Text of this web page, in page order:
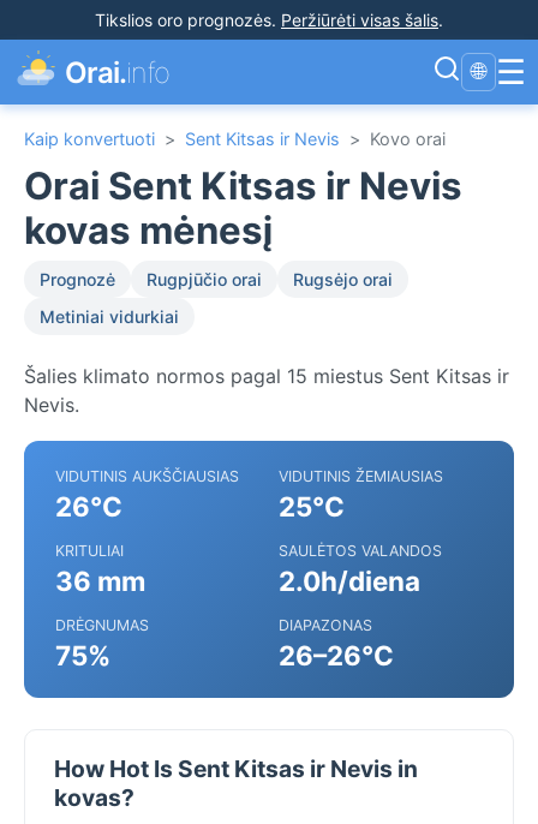
Tikslios oro prognozės. Peržiūrėti visas šalis.
Orai.info 🌐 ☰
Kaip konvertuoti > Sent Kitsas ir Nevis > Kovo orai
Orai Sent Kitsas ir Nevis
kovas mėnesį
Prognozė Rugpjūčio orai
Rugsėjo orai
Metiniai vidurkiai
Šalies klimato normos pagal 15 miestus Sent Kitsas ir
Nevis.
VIDUTINIS AUKŠČIAUSIAS
26°C
VIDUTINIS ŽEMIAUSIAS
25°C
KRITULIAI
36 mm
SAULĖTOS VALANDOS
2.0h/diena
DRĖGNUMAS
75%
DIAPAZONAS
26–26°C
How Hot Is Sent Kitsas ir Nevis in
kovas?